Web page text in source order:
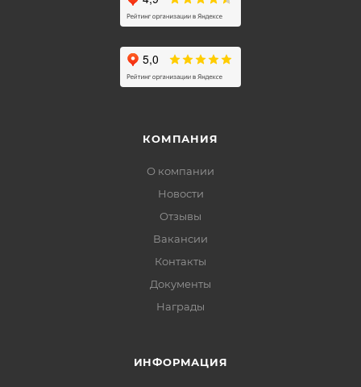
КОМПАНИЯ
О компании
Новости
Отзывы
Вакансии
Контакты
Документы
Награды
ИНФОРМАЦИЯ